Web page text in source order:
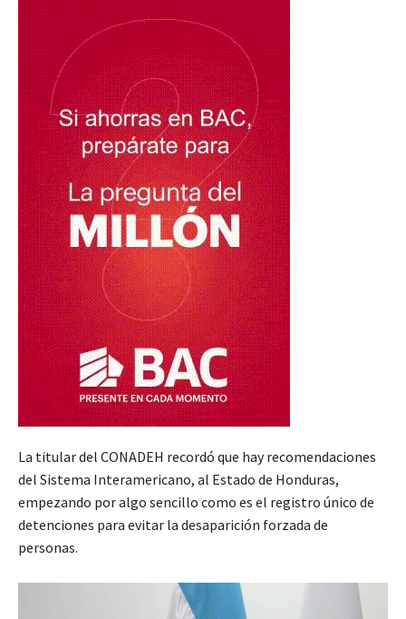
La titular del CONADEH recordó que hay recomendaciones
del Sistema Interamericano, al Estado de Honduras,
empezando por algo sencillo como es el registro único de
detenciones para evitar la desaparición forzada de
personas.